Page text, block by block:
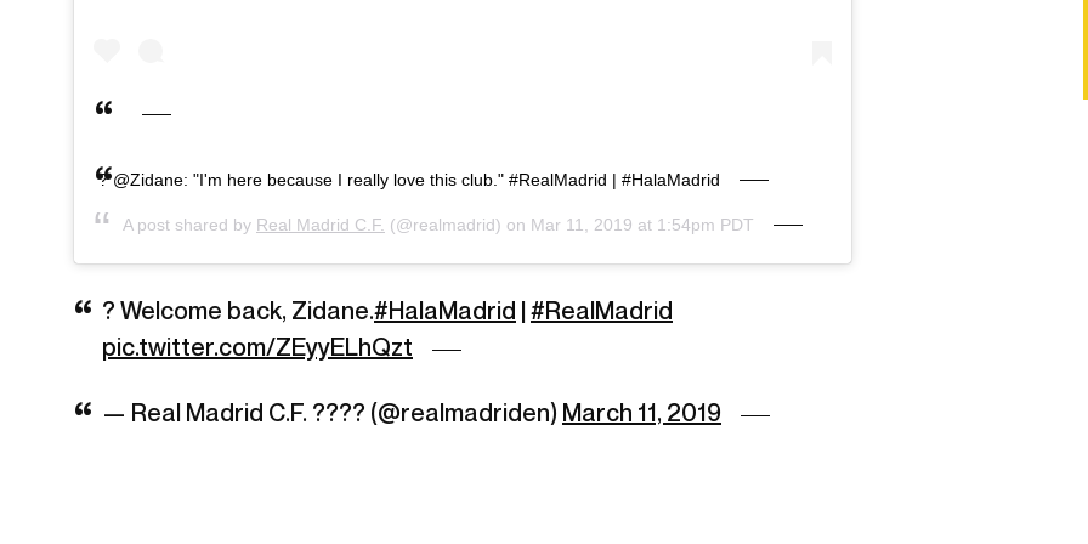
? @Zidane: "I'm here because I really love this club." #RealMadrid | #HalaMadrid
A post shared by Real Madrid C.F. (@realmadrid) on Mar 11, 2019 at 1:54pm PDT
? Welcome back, Zidane.#HalaMadrid | #RealMadrid
pic.twitter.com/ZEyyELhQzt
— Real Madrid C.F. ???? (@realmadriden) March 11, 2019